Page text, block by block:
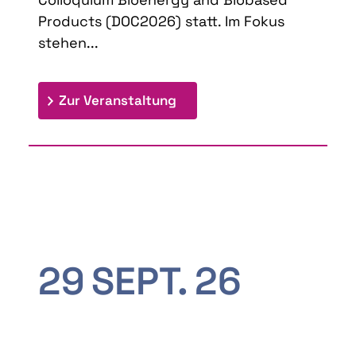
Products (DOC2026) statt. Im Fokus
stehen...
Zur Veranstaltung
29SEPT. 26